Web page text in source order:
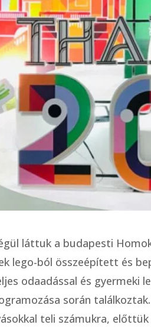
láttuk a budapesti
lego-ból összeépített és
odaadással és gyermeki
során
teli számukra,